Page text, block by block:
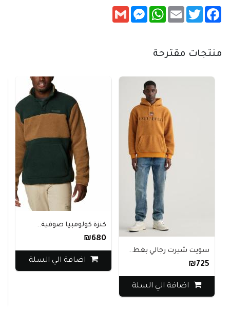
Facebook
Twitter
Email
WhatsApp
Messenger
Gmail
منتجات مقترحة
سويت شيرت رجالي بغط..
₪725
اضافة الي السلة
كنزة كولومبيا صوفية..
₪680
اضافة الي السلة